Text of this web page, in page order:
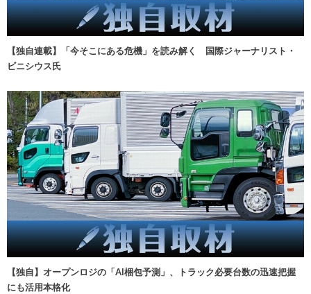
【独自連載】「今そこにある危機」を読み解く 国際ジャーナリスト・
ビニシウス氏
【独自】オープンロジの「AI梱包予測」、トラック必要台数の迅速把握
にも活用本格化